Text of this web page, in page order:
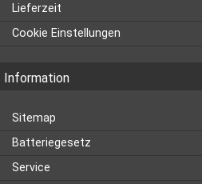
Lieferzeit
Cookie Einstellungen
Information
Sitemap
Batteriegesetz
Service